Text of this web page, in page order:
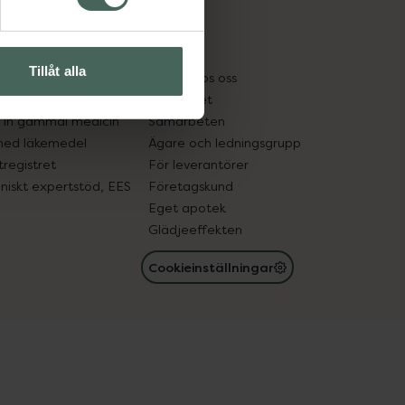
Tillåt alla
och läkemedel
in gammal medicin
läkemedel
expertstöd, EES
Om oss
Jobba hos oss
Hållbarhet
Samarbeten
Ägare och ledningsgrupp
För leverantörer
Företagskund
Eget apotek
Glädjeeffekten
Cookieinställningar